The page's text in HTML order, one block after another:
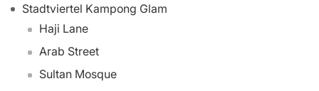
Stadtviertel Kampong Glam
Haji Lane
Arab Street
Sultan Mosque